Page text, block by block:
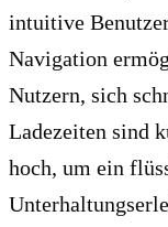
intuitive
Navigation
Nutzern, sich
Ladezeiten sind
hoch, um ein